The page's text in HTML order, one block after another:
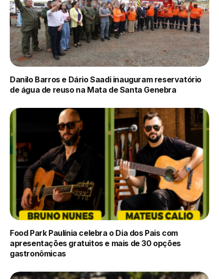
Danilo Barros e Dário Saadi inauguram reservatório
de água de reuso na Mata de Santa Genebra
Food Park Paulínia celebra o Dia dos Pais com
apresentações gratuitos e mais de 30 opções
gastronômicas